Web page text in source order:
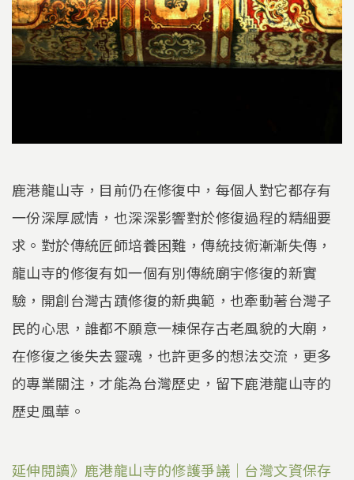
鹿港龍山寺，目前仍在修復中，每個人對它都存有
一份深厚感情，也深深影響對於修復過程的精細要
求。對於傳統匠師培養困難，傳統技術漸漸失傳，
龍山寺的修復有如一個有別傳統廟宇修復的新實
驗，開創台灣古蹟修復的新典範，也牽動著台灣子
民的心思，誰都不願意一棟保存古老風貌的大廟，
在修復之後失去靈魂，也許更多的想法交流，更多
的專業關注，才能為台灣歷史，留下鹿港龍山寺的
歷史風華。
延伸閱讀》鹿港龍山寺的修護爭議｜台灣文資保存